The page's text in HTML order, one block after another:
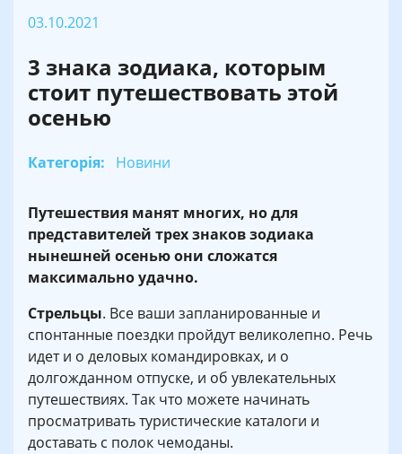
03.10.2021
3 знака зодиака, которым
стоит путешествовать этой
осенью
Категорія: Новини
Путешествия манят многих, но для
представителей трех знаков зодиака
нынешней осенью они сложатся
максимально удачно.
Стрельцы. Все ваши запланированные и
спонтанные поездки пройдут великолепно. Речь
идет и о деловых командировках, и о
долгожданном отпуске, и об увлекательных
путешествиях. Так что можете начинать
просматривать туристические каталоги и
доставать с полок чемоданы.